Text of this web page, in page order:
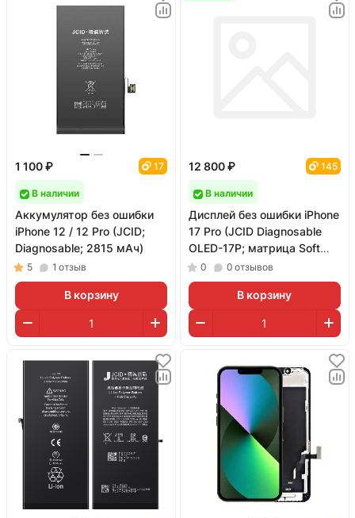
1 100 ₽ 17
В наличии
Аккумулятор без ошибки
iPhone 12 / 12 Pro (JCID;
Diagnosable; 2815 мАч)
5 1 отзыв
В корзину
12 800 ₽ 145
В наличии
Дисплей без ошибки iPhone
17 Pro (JCID Diagnosable
OLED-17P; матрица Soft
OLED; 120 Гц)
0 0 отзывов
В корзину